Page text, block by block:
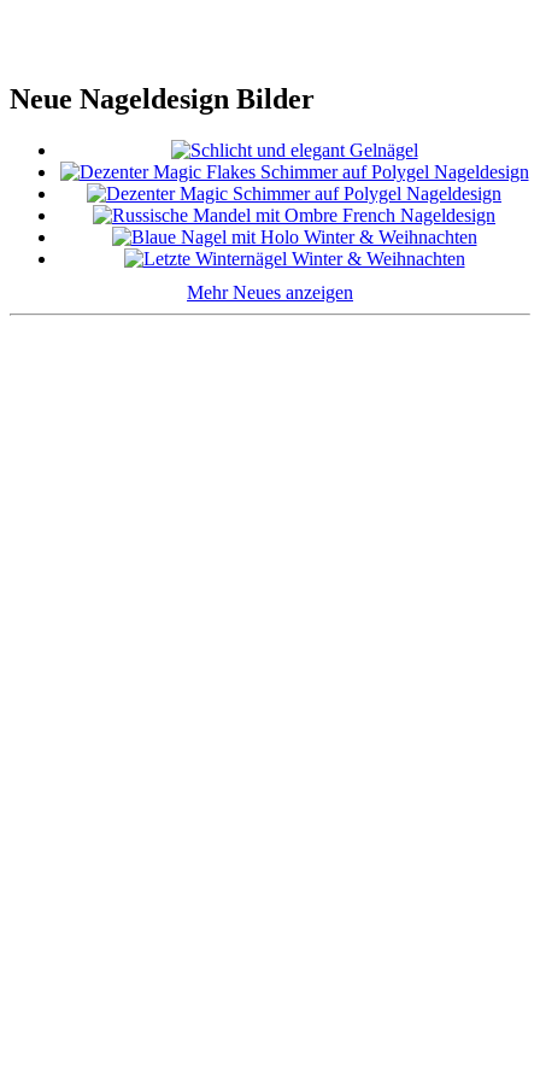
Neue Nageldesign Bilder
Mehr Neues anzeigen